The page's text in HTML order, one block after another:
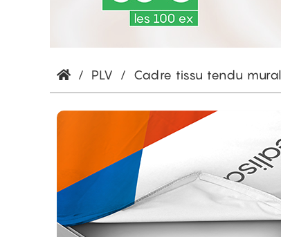
/ PLV / Cadre tissu tendu mural